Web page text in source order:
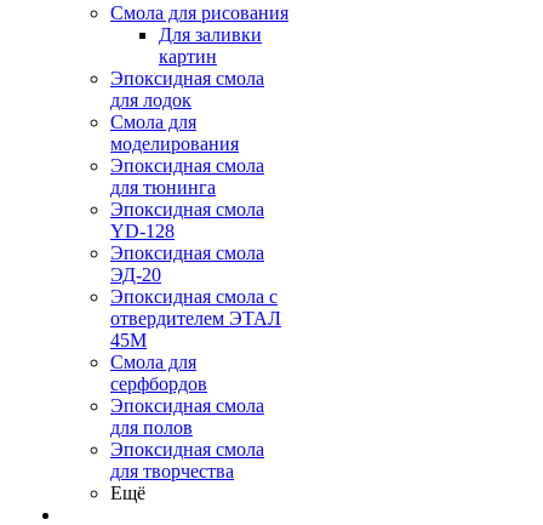
Смола для рисования
Для заливки
картин
Эпоксидная смола
для лодок
Смола для
моделирования
Эпоксидная смола
для тюнинга
Эпоксидная смола
YD-128
Эпоксидная смола
ЭД-20
Эпоксидная смола с
отвердителем ЭТАЛ
45М
Смола для
серфбордов
Эпоксидная смола
для полов
Эпоксидная смола
для творчества
Ещё